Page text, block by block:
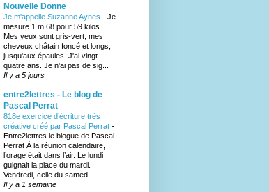
Nouvelle Donne
Je m'appelle Suzanne Aynes - Je
mesure 1 m 68 pour 59 kilos.
Mes yeux sont gris-vert, mes
cheveux châtain foncé et longs,
jusqu'aux épaules. J'ai vingt-
quatre ans. Je n'ai pas de sig...
Il y a 5 jours
entre2lettres - Le blog de
Pascal Perrat
818e exercice d’écriture très
créative créé par Pascal Perrat -
Entre2lettres le blogue de Pascal
Perrat À la réunion calendaire,
l’orage était dans l’air. Le lundi
guignait la place du mardi.
Vendredi, celle du samed...
Il y a 1 semaine